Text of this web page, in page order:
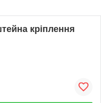
кріплення